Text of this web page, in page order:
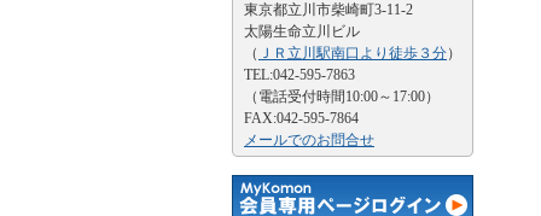
東京都立川市柴崎町3-11-2
太陽生命立川ビル
（ ＪＲ立川駅南口より徒歩３分）
TEL:042-595-7863
（電話受付時間10:00～17:00）
FAX:042-595-7864
メールでのお問合せ